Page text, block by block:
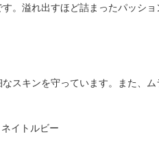
。溢れ出すほど詰まったパッショ
スキンを守っています。また、
イトルビー